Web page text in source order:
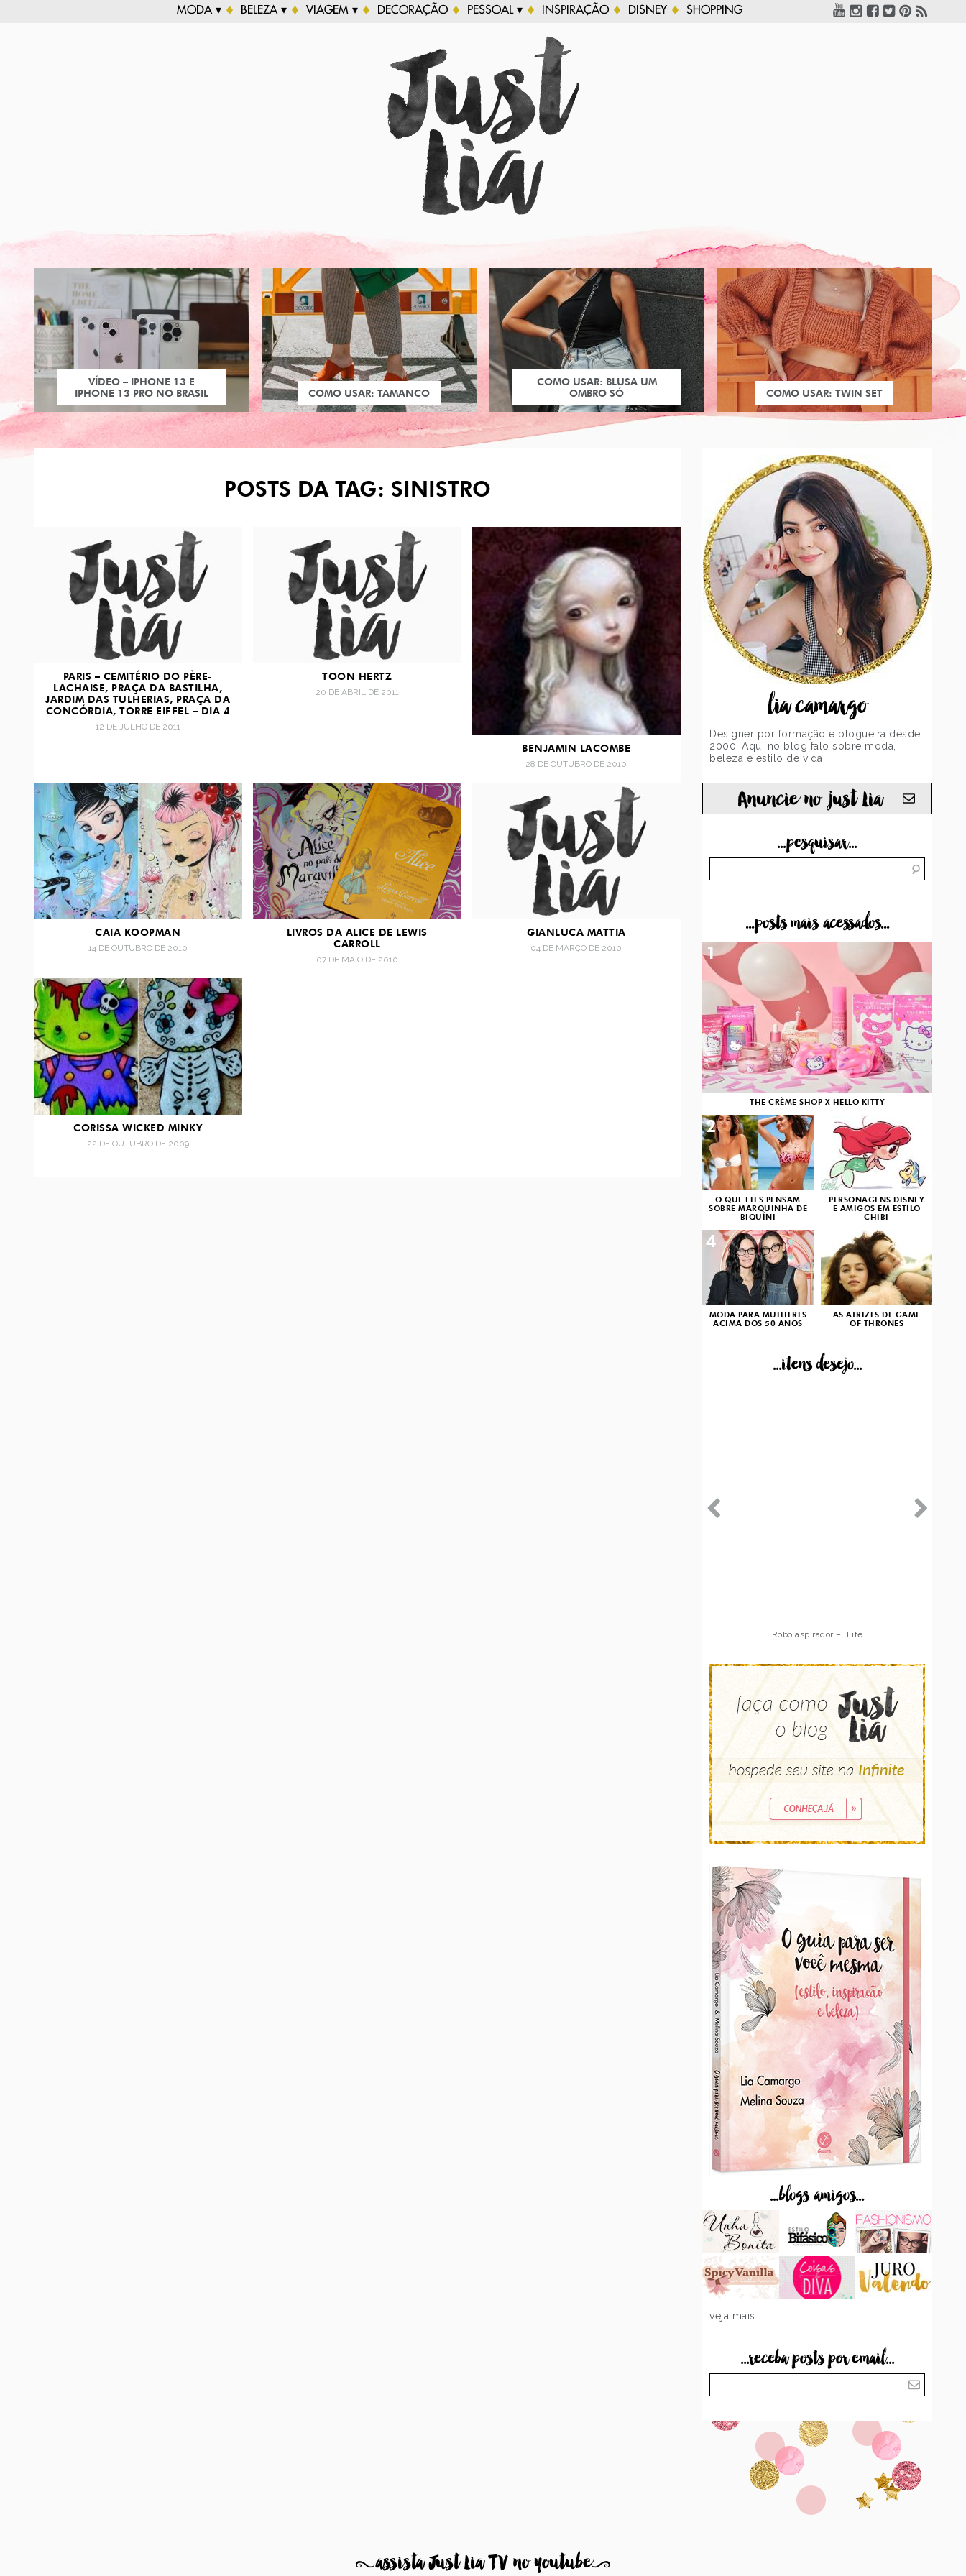
MODA ▾ BELEZA ▾ VIAGEM ▾ DECORAÇÃO PESSOAL ▾ INSPIRAÇÃO DISNEY SHOPPING
VÍDEO – IPHONE 13 E
IPHONE 13 PRO NO BRASIL
COMO USAR: TAMANCO
COMO USAR: BLUSA UM
OMBRO SÓ
COMO USAR: TWIN SET
POSTS DA TAG: SINISTRO
PARIS – CEMITÉRIO DO PÈRE-
LACHAISE, PRAÇA DA BASTILHA,
JARDIM DAS TULHERIAS, PRAÇA DA
CONCÓRDIA, TORRE EIFFEL – DIA 4
12 DE JULHO DE 2011
TOON HERTZ
20 DE ABRIL DE 2011
BENJAMIN LACOMBE
28 DE OUTUBRO DE 2010
CAIA KOOPMAN
14 DE OUTUBRO DE 2010
LIVROS DA ALICE DE LEWIS
CARROLL
07 DE MAIO DE 2010
GIANLUCA MATTIA
04 DE MARÇO DE 2010
CORISSA WICKED MINKY
22 DE OUTUBRO DE 2009
lia camargo
Designer por formação e blogueira desde
2000. Aqui no blog falo sobre moda,
beleza e estilo de vida!
Anuncie no just Lia
...pesquisar...
...posts mais acessados...
THE CRÈME SHOP X HELLO KITTY
1
O QUE ELES PENSAM
SOBRE MARQUINHA DE
BIQUÍNI
2
PERSONAGENS DISNEY
E AMIGOS EM ESTILO
CHIBI
3
MODA PARA MULHERES
ACIMA DOS 50 ANOS
4
AS ATRIZES DE GAME
OF THRONES
...itens desejo...
Robô aspirador – ILife
...blogs amigos...
veja mais...
...receba posts por email...
8assista Just Lia TV no youtube9